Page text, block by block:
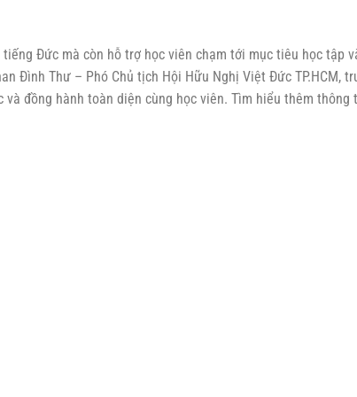
Đức mà còn hỗ trợ học viên chạm tới mục tiêu học tập
Đình Thư – Phó Chủ tịch Hội Hữu Nghị Việt Đức TP.HCM,
đồng hành toàn diện cùng học viên. Tìm hiểu thêm thông